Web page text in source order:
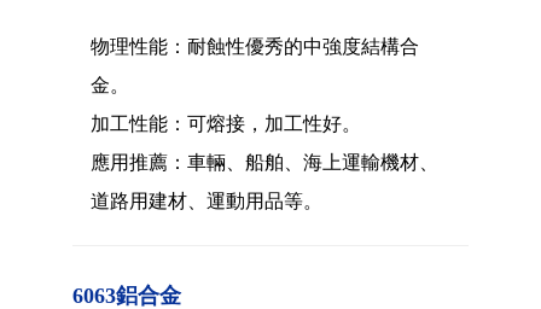
物理性能：耐蝕性優秀的中強度結構合
金。
加工性能：可熔接，加工性好。
應用推薦：車輛、船舶、海上運輸機材、
道路用建材、運動用品等。
6063鋁合金